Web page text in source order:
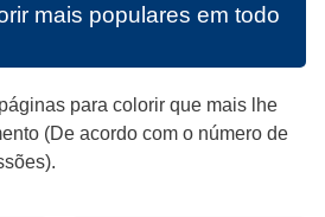
mais populares em todo
para colorir que mais lhe
(De acordo com o número de